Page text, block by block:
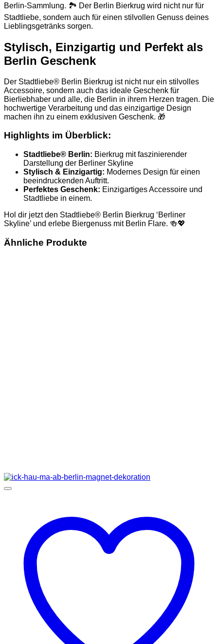
Berlin-Sammlung. 🏞️ Der Berlin Bierkrug wird nicht nur für
Stadtliebe, sondern auch für einen stilvollen Genuss deines
Lieblingsgetränks sorgen.
Stylisch, Einzigartig und Perfekt als
Berlin Geschenk
Der Stadtliebe® Berlin Bierkrug ist nicht nur ein stilvolles
Accessoire, sondern auch das ideale Geschenk für
Bierliebhaber und alle, die Berlin in ihrem Herzen tragen. Die
hochwertige Verarbeitung und das einzigartige Design
machen ihn zu einem exklusiven Geschenk. 🎁
Highlights im Überblick:
Stadtliebe® Berlin: Bierkrug mit faszinierender
Darstellung der Berliner Skyline
Stylisch & Einzigartig: Modernes Design für einen
beeindruckenden Auftritt.
Perfektes Geschenk: Einzigartiges Accessoire und
Stadtliebe in einem.
Hol dir jetzt den Stadtliebe® Berlin Bierkrug ‘Berliner
Skyline’ und erlebe Biergenuss mit Berlin Flare. 🍻💖
Ähnliche Produkte